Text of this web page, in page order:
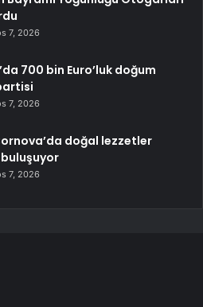
7, 2026
700 bin Euro’luk doğum
7, 2026
doğal lezzetler
7, 2026